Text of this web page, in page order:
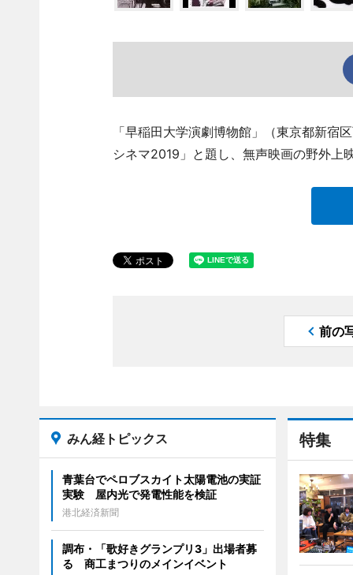
「早稲田大学演劇博物館」（東京都新
シネマ2019」と題し、無声映画の野外上
前の
特集
みん経トピックス
青葉台でペロブスカイト太陽電池の実証
実験 屋内光で発電性能を検証
港北経済新聞
調布・「歌好きグランプリ3」出場者募
る 商工まつりのメインイベント